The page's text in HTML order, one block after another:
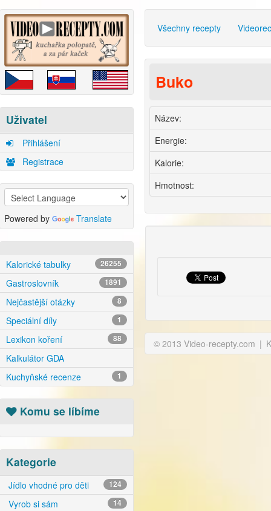
Uživatel
Přihlášení
Registrace
Powered by Translate
Kalorické tabulky 26255
Gastroslovník 1891
Nejčastější otázky 8
Speciální díly 1
Lexikon koření 88
Kalkulátor GDA
Kuchyňské recenze
1
Komu se líbíme
Kategorie
Jídlo vhodné pro děti 124
Vyrob si sám 14
Všechny recepty
Buko
Název:
Energie:
Kalorie:
Hmotnost:
© 2013 Video-recepty.com |